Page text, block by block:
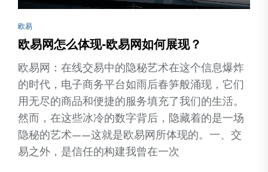
欧易
欧易网怎么体现-欧易网如何展现？
欧易网：在线交易中的隐秘艺术在这个信息爆炸
的时代，电子商务平台如雨后春笋般涌现，它们
用无尽的商品和便捷的服务填充了我们的生活。
然而，在这些冰冷的数字背后，隐藏着的是一场
隐秘的艺术——这就是欧易网所体现的。一、交
易之外，是信任的构建我曾在一次